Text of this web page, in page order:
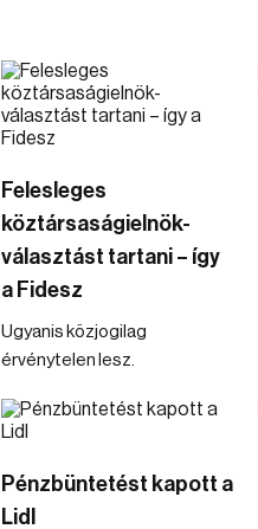
Felesleges
köztársaságielnök-
választást tartani – így
a Fidesz
Ugyanis közjogilag
érvénytelen lesz.
Pénzbüntetést kapott a
Lidl